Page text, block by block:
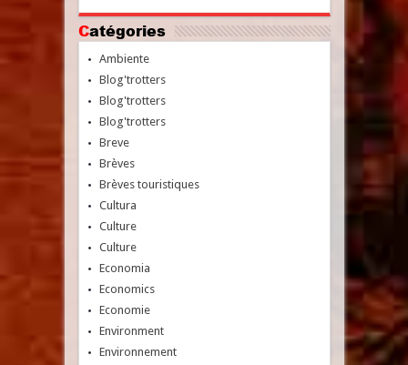
Catégories
Ambiente
Blog'trotters
Blog'trotters
Blog'trotters
Breve
Brèves
Brèves touristiques
Cultura
Culture
Culture
Economia
Economics
Economie
Environment
Environnement